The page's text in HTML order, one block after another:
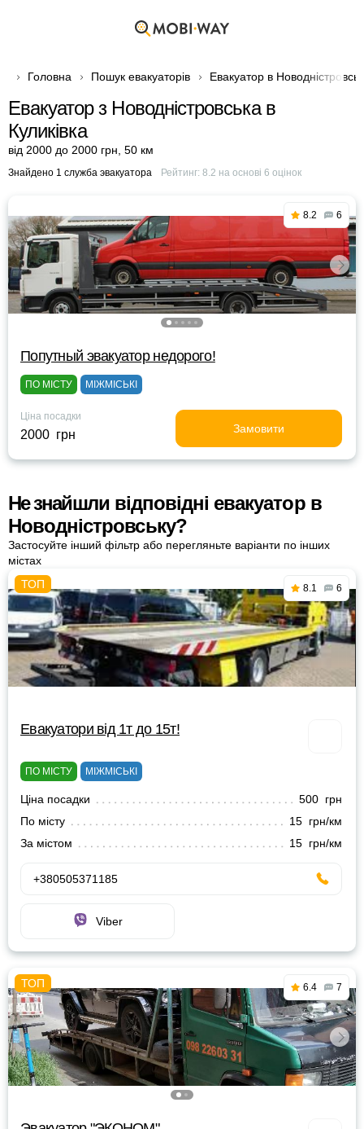
Головна Пошук евакуаторів Евакуатор в
Евакуатор з Новодністровська в
Куликівка
від 2000 до 2000 грн 50 км
Знайдено 1 служба эвакуатора Рейтинг: 8.2 на основі 6 оцінок
8.2 6
Попутный эвакуатор недорого!
ПО МІСТУ МІЖМІСЬКІ
Ціна посадки
2000 грн Замовити
Не знайшли відповідні евакуатор в
Новодністровську?
Застосуйте інший фільтр або перегляньте варіанти по інших
містах
8.1 6
Евакуатори від 1т до 15т!
ПО МІСТУ МІЖМІСЬКІ
Ціна посадки
500 грн
По місту
15 грн/км
За містом
15 грн/км
+380505371185
Viber
6.4 7